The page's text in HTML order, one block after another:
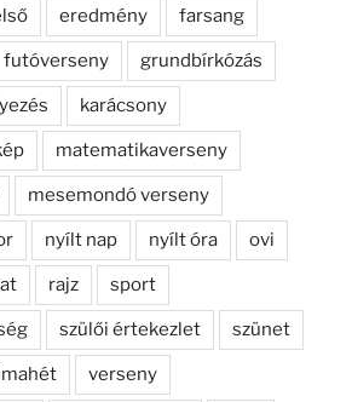
eredmény farsang
futóverseny grundbírkózás
karácsony
matematikaverseny
mesemondó verseny
nyílt nap nyílt óra ovi
rajz sport
szülői értekezlet szünet
verseny